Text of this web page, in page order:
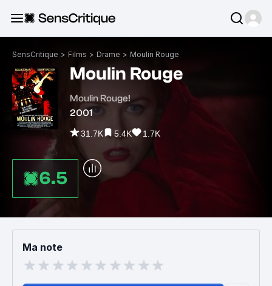
SensCritique > Films > Drame > Moulin Rouge
Moulin Rouge
Moulin Rouge!
2001
31.7K 5.4K 1.7K
6.5
Ma note